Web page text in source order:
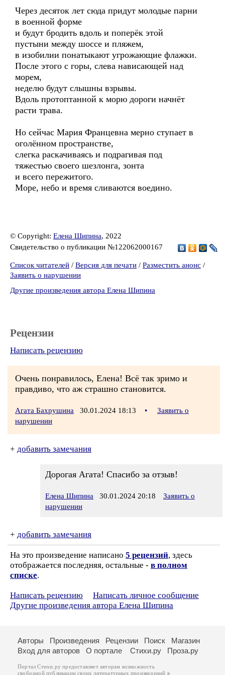
Через десяток лет сюда придут молодые парни
в военной форме
и будут бродить вдоль и поперёк этой
пустыни между шоссе и пляжем,
в изобилии понатыкают угрожающие флажки.
После этого с горы, слева нависающей над
морем,
неделю будут слышны взрывы.
Вдоль протоптанной к морю дороги начнёт
расти трава.
Но сейчас Мария Францевна мерно ступает в
оголённом пространстве,
слегка раскачиваясь и подрагивая под
тяжестью своего шезлонга, зонта
и всего пережитого.
Море, небо и время сливаются воедино.
© Copyright: Елена Шипина, 2022
Свидетельство о публикации №122062000167
Список читателей / Версия для печати / Разместить анонс /
Заявить о нарушении
Другие произведения автора Елена Шипина
Рецензии
Написать рецензию
Очень понравилось, Елена! Всё так зримо и
правдиво, что аж страшно становится.
Агата Бахрушина 30.01.2024 18:13 •
Заявить о
нарушении
+ добавить замечания
Дорогая Агата! Спасибо за отзыв!
Елена Шипина 30.01.2024 20:18
Заявить о
нарушении
+ добавить замечания
На это произведение написано 5 рецензий, здесь
отображается последняя, остальные - в полном
списке.
Написать рецензию
Написать личное сообщение
Другие произведения автора Елена Шипина
Авторы Произведения Рецензии Поиск
Магазин
Вход для авторов
О портале Стихи.ру Проза.ру
Портал Стихи.ру предоставляет авторам возможность
свободной публикации своих литературных произведений в